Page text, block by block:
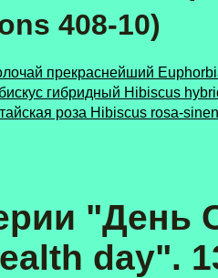
408-10)
прекраснейший
гибридный Hibiscus
роза Hibiscus rosa-
"День
day".